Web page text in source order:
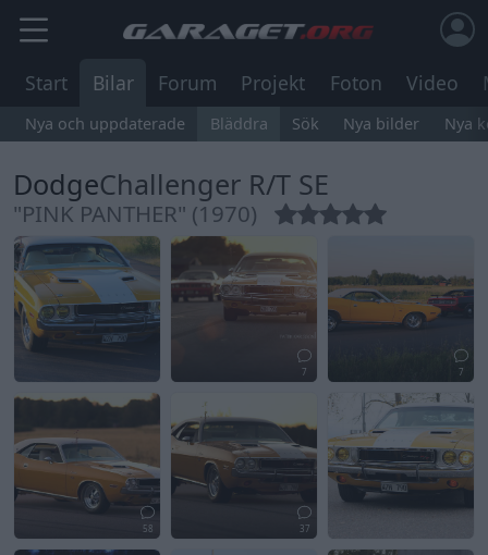
Start Bilar Forum Projekt Foton Video
Nya och uppdaterade Bläddra Sök Nya bilder Nya
DodgeChallenger R/T SE
"PINK PANTHER" (1970)
7 7
58 37